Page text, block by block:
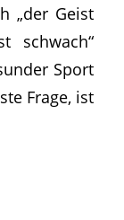
„der Geist
schwach“
Sport
Frage, ist